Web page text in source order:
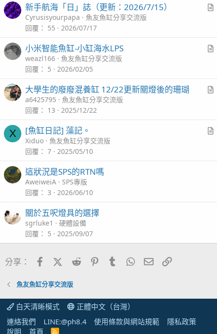
c
c
新手航海「日」誌（更新：2026/7/15）
Cyrusisyourpapa
魚友魚缸分享交流版
回覆
55 2026/07/17
c
小米智能魚缸-小缸海水LPS
weazl166
魚友魚缸分享交流版
回覆
5 2026/02/05
c
大學生的廢廢混養缸 12/22更新關燈後的珊瑚
a6425795
魚友魚缸分享交流版
回覆
13 2025/12/22
X [魚缸日記] 藻記。
Xiduo
魚友魚缸分享交流版
回覆
7 2025/05/10
這狀況是SPS的RTN嗎
AweiweiA
SPS專版
回覆
3 2026/06/10
關於五呎燈具的選擇
sgrluke1
硬體設備
回覆
5 2025/09/07
分享： FacebookX (Twitter)
Reddit PinterestTumblrWhatsApp電子郵件
魚友魚缸分享交流版
白天清晰模式
正體中文（台灣）
連絡我們
LINE:@ph8.4 使用條款與網站規範
隱私政策
說明
首頁 R